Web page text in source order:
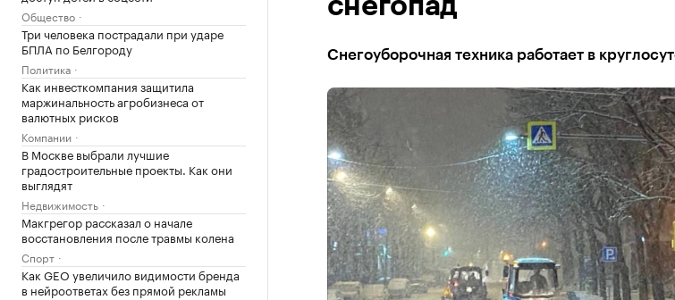
Общество
Три человека пострадали при ударе
БПЛА по Белгороду
Политика
Как инвесткомпания защитила
маржинальность агробизнеса от
валютных рисков
Компании
В Москве выбрали лучшие
градостроительные проекты. Как они
выглядят
Недвижимость
Макгрегор рассказал о начале
восстановления после травмы колена
Спорт
Как GEO увеличило видимости бренда
в нейроответах без прямой рекламы
снегопад
Снегоуборочная техника работает в